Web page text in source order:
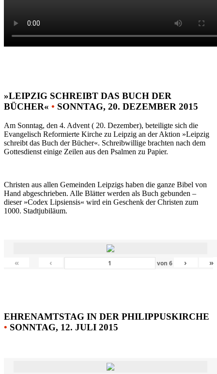
»LEIPZIG SCHREIBT DAS BUCH DER
BÜCHER« • SONNTAG, 20. DEZEMBER 2015
Am Sonntag, den 4. Advent ( 20. Dezember), beteiligte sich die
Evangelisch Reformierte Kirche zu Leipzig an der Aktion »Leipzig
schreibt das Buch der Bücher«. Schreibwillige brachten nach dem
Gottesdienst einige Zeilen aus den Psalmen zu Papier.
Christen aus allen Gemeinden Leipzigs haben die ganze Bibel von
Hand abgeschrieben. Alle Blätter werden als Buch gebunden –
dieser »Codex Lipsiensis« wird ein Geschenk der Christen zum
1000. Stadtjubiläum.
« ‹ von 6 › »
EHRENAMTSTAG IN DER PHILIPPUSKIRCHE
• SONNTAG, 12. JULI 2015